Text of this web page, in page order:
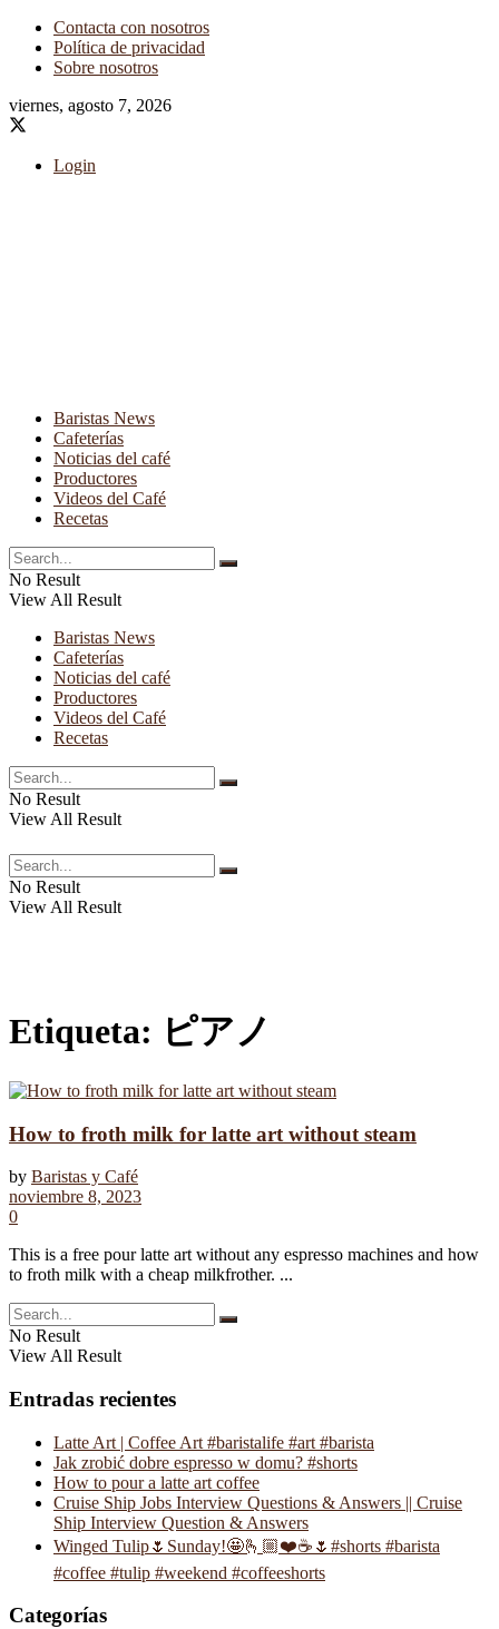
Contacta con nosotros
Política de privacidad
Sobre nosotros
viernes, agosto 7, 2026
Login
Baristas News
Cafeterías
Noticias del café
Productores
Videos del Café
Recetas
No Result
View All Result
Baristas News
Cafeterías
Noticias del café
Productores
Videos del Café
Recetas
No Result
View All Result
No Result
View All Result
Etiqueta: ピアノ
How to froth milk for latte art without steam
by Baristas y Café
noviembre 8, 2023
0
This is a free pour latte art without any espresso machines and how
to froth milk with a cheap milkfrother. ...
No Result
View All Result
Entradas recientes
Latte Art | Coffee Art #baristalife #art #barista
Jak zrobić dobre espresso w domu? #shorts
How to pour a latte art coffee
Cruise Ship Jobs Interview Questions & Answers || Cruise
Ship Interview Question & Answers
Winged Tulip🌷Sunday!🤩🫰🏼❤️☕️🌷#shorts #barista
#coffee #tulip #weekend #coffeeshorts
Categorías